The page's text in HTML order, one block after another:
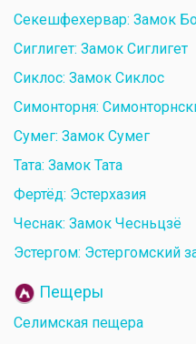
Секешфехервар: Замок
Сиглигет: Замок Сиглигет
Сиклос: Замок Сиклос
Симонторня:
Сумег: Замок Сумег
Тата: Замок Тата
Фертёд: Эстерхазия
Чеснак: Замок Чесньцзё
Эстергом: Эстергомский
Пещеры
Селимская пещера